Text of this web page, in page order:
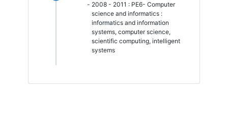
2008 - 2011 : PE6- Computer
science and informatics :
informatics and information
systems, computer science,
scientific computing, intelligent
systems